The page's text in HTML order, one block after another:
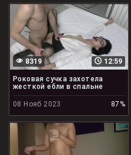
12:59
8319
Роковая сучка захотела
жесткой ебли в спальне
08 Нояб 2023 87%